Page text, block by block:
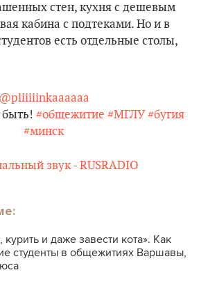
стен, кухня с дешевым
кабина с подтеками. Но и в
есть отдельные столы,
@pliiiiinkaaaaaa
быть! #общежитие #МГЛУ #бугия
#минск
звук - RUSRADIO
и даже завести кота». Как
студенты в общежитиях Варшавы,